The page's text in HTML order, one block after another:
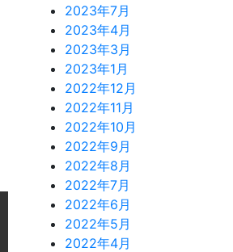
2023年7月
2023年4月
2023年3月
2023年1月
2022年12月
2022年11月
2022年10月
2022年9月
2022年8月
2022年7月
2022年6月
2022年5月
2022年4月